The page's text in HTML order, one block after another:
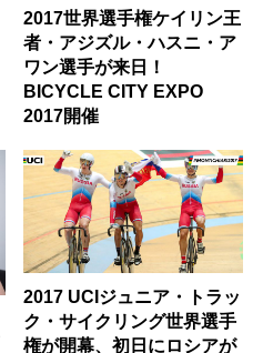
2017世界選手権ケイリン王
者・アジズル・ハスニ・ア
ワン選手が来日！
BICYCLE CITY EXPO
2017開催
2017 UCIジュニア・トラッ
ク・サイクリング世界選手
権が開幕、初日にロシアが